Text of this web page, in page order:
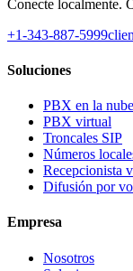
Conecte localmente.
+1-343-887-5999
Soluciones
PBX en la nube
PBX virtual
Troncales SIP
Números
Recepcionista
Difusión por
Empresa
Nosotros